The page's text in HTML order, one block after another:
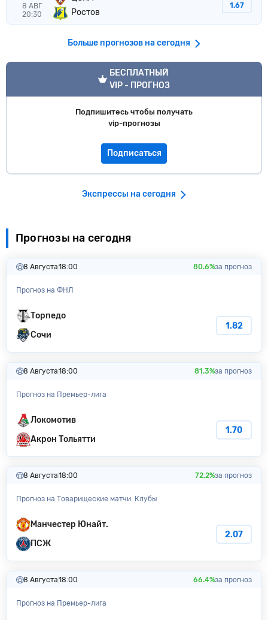
8 АВГ
20:30
Ростов
1.67
Больше прогнозов на сегодня
VIP прогноз
БЕСПЛАТНЫЙ
VIP - ПРОГНОЗ
Подпишитесь чтобы получать
vip-прогнозы
Подписаться
Экспрессы на сегодня
Прогнозы на сегодня
8 Августа18:00 80.6%за прогноз
Прогноз на ФНЛ
Торпедо
Сочи
1.82
8 Августа18:00 81.3%за прогноз
Прогноз на Премьер-лига
Локомотив
Акрон Тольятти
1.70
8 Августа18:00 72.2%за прогноз
Прогноз на Товарищеские матчи. Клубы
Манчестер Юнайт.
ПСЖ
2.07
8 Августа18:00 66.4%за прогноз
Прогноз на Премьер-лига